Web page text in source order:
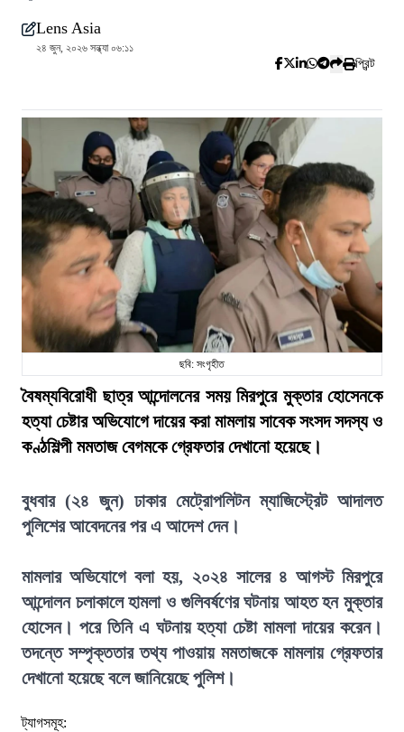
Lens Asia
২৪ জুন, ২০২৬ সন্ধ্যা ০৬:১১
প্রিন্ট
ছবি: সংগৃহীত
বৈষম্যবিরোধী ছাত্র আন্দোলনের সময় মিরপুরে মুক্তার হোসেনকে
হত্যা চেষ্টার অভিযোগে দায়ের করা মামলায় সাবেক সংসদ সদস্য ও
কণ্ঠশিল্পী মমতাজ বেগমকে গ্রেফতার দেখানো হয়েছে।
বুধবার (২৪ জুন) ঢাকার মেট্রোপলিটন ম্যাজিস্ট্রেট আদালত
পুলিশের আবেদনের পর এ আদেশ দেন।
মামলার অভিযোগে বলা হয়, ২০২৪ সালের ৪ আগস্ট মিরপুরে
আন্দোলন চলাকালে হামলা ও গুলিবর্ষণের ঘটনায় আহত হন মুক্তার
হোসেন। পরে তিনি এ ঘটনায় হত্যা চেষ্টা মামলা দায়ের করেন।
তদন্তে সম্পৃক্ততার তথ্য পাওয়ায় মমতাজকে মামলায় গ্রেফতার
দেখানো হয়েছে বলে জানিয়েছে পুলিশ।
ট্যাগসমূহ: